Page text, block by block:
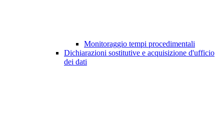
Monitoraggio tempi procedimentali
Dichiarazioni sostitutive e acquisizione d'ufficio
dei dati